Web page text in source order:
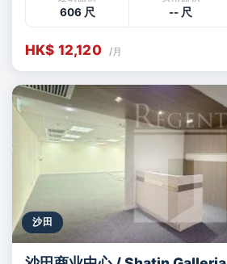
606 尺 -- 尺
HK$ 12,120 /月
沙田